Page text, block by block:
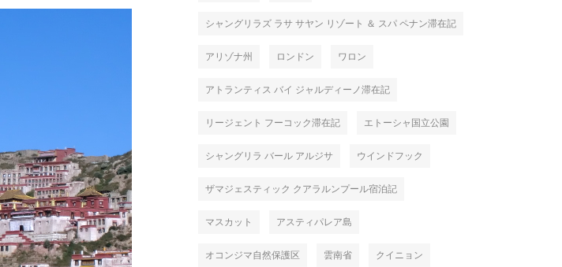
シャングリラズ ラサ サヤン リゾート ＆ スパ ペナン滞在記
アリゾナ州 ロンドン ワロン
アトランティス バイ ジャルディーノ滞在記
リージェント フーコック滞在記 エトーシャ国立公園
シャングリラ バール アルジサ ウインドフック
ザマジェスティック クアラルンプール宿泊記
マスカット アスティパレア島
オコンジマ自然保護区 雲南省 クイニョン